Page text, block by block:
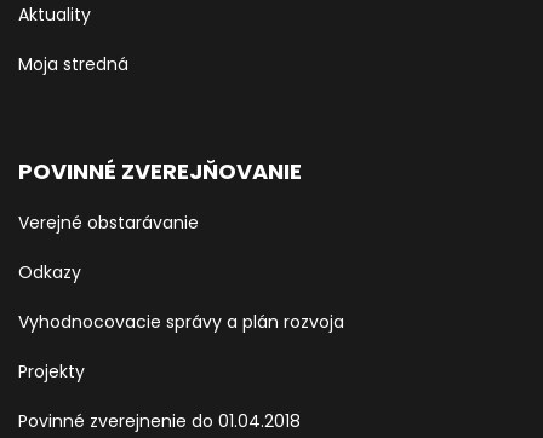
Aktuality
Moja stredná
POVINNÉ ZVEREJŇOVANIE
Verejné obstarávanie
Odkazy
Vyhodnocovacie správy a plán rozvoja
Projekty
Povinné zverejnenie do 01.04.2018